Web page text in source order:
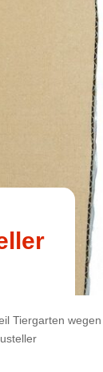
Tiergarten wegen